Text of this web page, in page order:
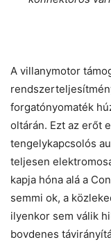
A villanymotor
forgatónyomaték
oltárán. Ezt az erőt
tengelykapcsolós
teljesen
kapja hóna alá a
semmi ok, a
ilyenkor sem válik
bovdenes